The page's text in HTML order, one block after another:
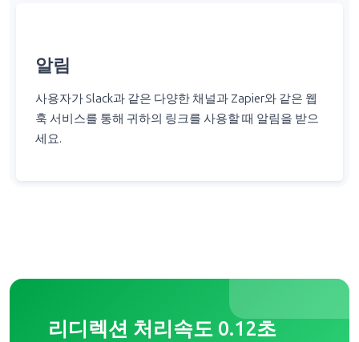
알림
사용자가 Slack과 같은 다양한 채널과 Zapier와 같은 웹
훅 서비스를 통해 귀하의 링크를 사용할 때 알림을 받으
세요.
리디렉션 처리속도 0.12초